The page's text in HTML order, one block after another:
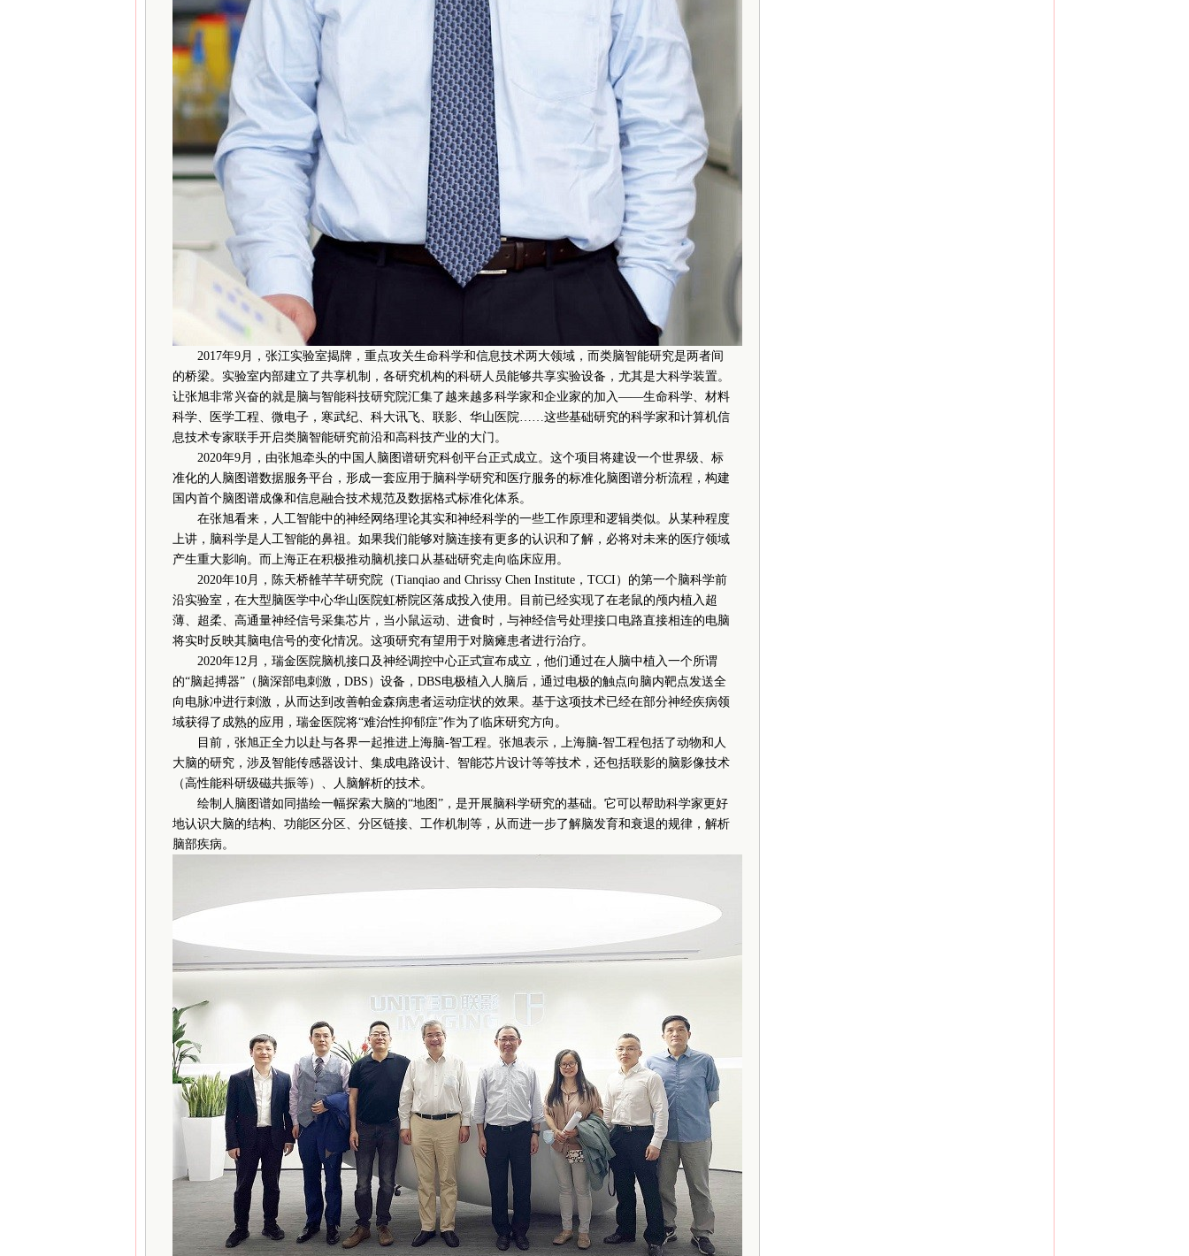
2017年9月，张江实验室揭牌，重点攻关生命科学和信息技术两大领域，而类脑智能研究是两者间
的桥梁。实验室内部建立了共享机制，各研究机构的科研人员能够共享实验设备，尤其是大科学装置。
让张旭非常兴奋的就是脑与智能科技研究院汇集了越来越多科学家和企业家的加入——生命科学、材料
科学、医学工程、微电子，寒武纪、科大讯飞、联影、华山医院……这些基础研究的科学家和计算机信
息技术专家联手开启类脑智能研究前沿和高科技产业的大门。
2020年9月，由张旭牵头的中国人脑图谱研究科创平台正式成立。这个项目将建设一个世界级、标
准化的人脑图谱数据服务平台，形成一套应用于脑科学研究和医疗服务的标准化脑图谱分析流程，构建
国内首个脑图谱成像和信息融合技术规范及数据格式标准化体系。
在张旭看来，人工智能中的神经网络理论其实和神经科学的一些工作原理和逻辑类似。从某种程度
上讲，脑科学是人工智能的鼻祖。如果我们能够对脑连接有更多的认识和了解，必将对未来的医疗领域
产生重大影响。而上海正在积极推动脑机接口从基础研究走向临床应用。
2020年10月，陈天桥雒芊芊研究院（Tianqiao and Chrissy Chen Institute，TCCI）的第一个脑科学前
沿实验室，在大型脑医学中心华山医院虹桥院区落成投入使用。目前已经实现了在老鼠的颅内植入超
薄、超柔、高通量神经信号采集芯片，当小鼠运动、进食时，与神经信号处理接口电路直接相连的电脑
将实时反映其脑电信号的变化情况。这项研究有望用于对脑瘫患者进行治疗。
2020年12月，瑞金医院脑机接口及神经调控中心正式宣布成立，他们通过在人脑中植入一个所谓
的“脑起搏器”（脑深部电刺激，DBS）设备，DBS电极植入人脑后，通过电极的触点向脑内靶点发送全
向电脉冲进行刺激，从而达到改善帕金森病患者运动症状的效果。基于这项技术已经在部分神经疾病领
域获得了成熟的应用，瑞金医院将“难治性抑郁症”作为了临床研究方向。
目前，张旭正全力以赴与各界一起推进上海脑-智工程。张旭表示，上海脑-智工程包括了动物和人
大脑的研究，涉及智能传感器设计、集成电路设计、智能芯片设计等等技术，还包括联影的脑影像技术
（高性能科研级磁共振等）、人脑解析的技术。
绘制人脑图谱如同描绘一幅探索大脑的“地图”，是开展脑科学研究的基础。它可以帮助科学家更好
地认识大脑的结构、功能区分区、分区链接、工作机制等，从而进一步了解脑发育和衰退的规律，解析
脑部疾病。